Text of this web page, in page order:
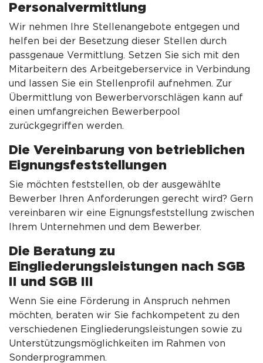
Personalvermittlung
Wir nehmen Ihre Stellenangebote entgegen und
helfen bei der Besetzung dieser Stellen durch
passgenaue Vermittlung. Setzen Sie sich mit den
Mitarbeitern des Arbeitgeberservice in Verbindung
und lassen Sie ein Stellenproﬁl aufnehmen. Zur
Übermittlung von Bewerbervorschlägen kann auf
einen umfangreichen Bewerberpool
zurückgegriffen werden.
Die Vereinbarung von betrieblichen
Eignungsfeststellungen
Sie möchten feststellen, ob der ausgewählte
Bewerber Ihren Anforderungen gerecht wird? Gern
vereinbaren wir eine Eignungsfeststellung zwischen
Ihrem Unternehmen und dem Bewerber.
Die Beratung zu
Eingliederungsleistungen nach SGB
II und SGB III
Wenn Sie eine Förderung in Anspruch nehmen
möchten, beraten wir Sie fachkompetent zu den
verschiedenen Eingliederungsleistungen sowie zu
Unterstützungsmöglichkeiten im Rahmen von
Sonderprogrammen.